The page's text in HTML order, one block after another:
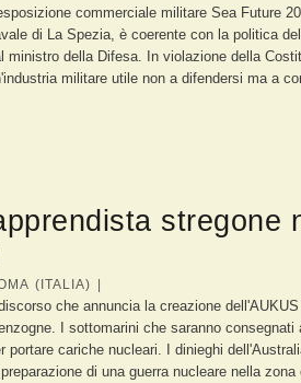
commerciale militare Sea Future
di La Spezia, è coerente con la politica
ministro della Difesa. In violazione della
militare utile non a difendersi ma a
stregone
(ITALIA) |
discorso che annuncia la creazione
I sottomarini che saranno
portare cariche nucleari. I dinieghi
preparazione di una guerra nucleare nella